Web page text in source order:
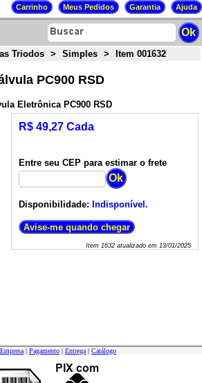
Triodos > Simples > Item 001632
PC900 RSD
Eletrônica PC900 RSD
R$ 49,27 Cada
Entre seu CEP para estimar o frete
Disponibilidade: Indisponível.
Item 1632atualizado em 13/01/2025
Empresa | Pagamento | Entrega | Catálogo